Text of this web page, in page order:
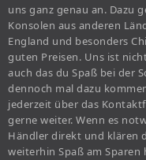
uns ganz genau an. Dazu
Konsolen aus anderen
England und besonders
guten Preisen. Uns ist
auch das du Spaß bei der
dennoch mal dazu
jederzeit über das
gerne weiter. Wenn es
Händler direkt und klären
weiterhin Spaß am Sparen